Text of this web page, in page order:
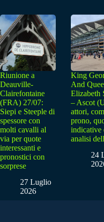
Riunione a
Deauville-
Clairefontaine
(FRA) 27/07:
Siepi e Steeple di
spessore con
molti cavalli al
via per quote
interessanti e
pronostici con
sorprese
27 Luglio
2026
King
And
Elizabeth
– Ascot
attori,
prono,
indicative
analisi
24